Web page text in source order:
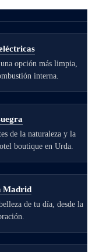
opción más limpia,
interna.
de la naturaleza y la
boutique en Urda.
Madrid
de tu día, desde la